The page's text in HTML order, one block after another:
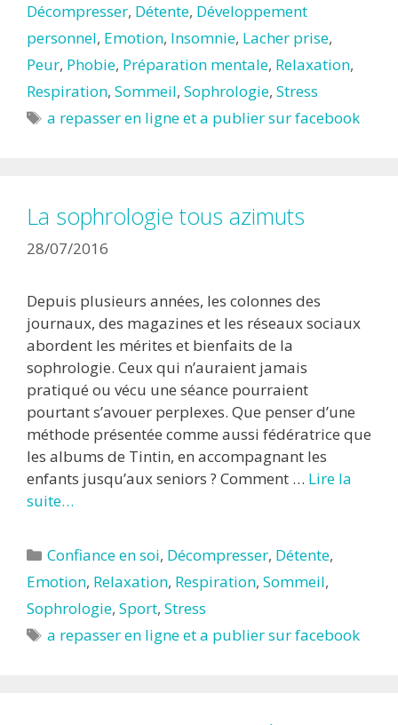
Décompresser, Détente, Développement
personnel, Emotion, Insomnie, Lacher prise,
Peur, Phobie, Préparation mentale, Relaxation,
Respiration, Sommeil, Sophrologie, Stress
Étiquettes
a repasser en ligne et a publier sur facebook
La sophrologie tous azimuts
28/07/2016
Depuis plusieurs années, les colonnes des
journaux, des magazines et les réseaux sociaux
abordent les mérites et bienfaits de la
sophrologie. Ceux qui n’auraient jamais
pratiqué ou vécu une séance pourraient
pourtant s’avouer perplexes. Que penser d’une
méthode présentée comme aussi fédératrice que
les albums de Tintin, en accompagnant les
enfants jusqu’aux seniors ? Comment … Lire la
suite…
Catégories
Confiance en soi, Décompresser, Détente,
Emotion, Relaxation, Respiration, Sommeil,
Sophrologie, Sport, Stress
Étiquettes
a repasser en ligne et a publier sur facebook